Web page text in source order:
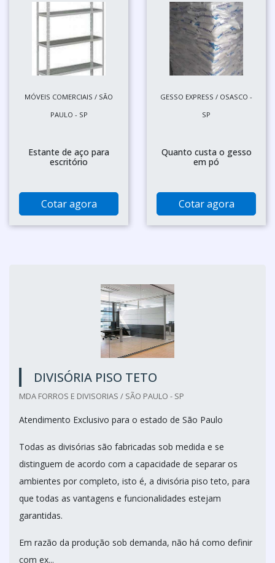
MÓVEIS COMERCIAIS / SÃO
PAULO - SP
Estante de aço para
escritório
Cotar agora
GESSO EXPRESS / OSASCO -
SP
Quanto custa o gesso
em pó
Cotar agora
DIVISÓRIA PISO TETO
MDA FORROS E DIVISORIAS / SÃO PAULO - SP
Atendimento Exclusivo para o estado de São Paulo
Todas as divisórias são fabricadas sob medida e se
distinguem de acordo com a capacidade de separar os
ambientes por completo, isto é, a divisória piso teto, para
que todas as vantagens e funcionalidades estejam
garantidas.
Em razão da produção sob demanda, não há como definir
com ex...